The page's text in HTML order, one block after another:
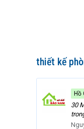
thiết kế
Hồ
30